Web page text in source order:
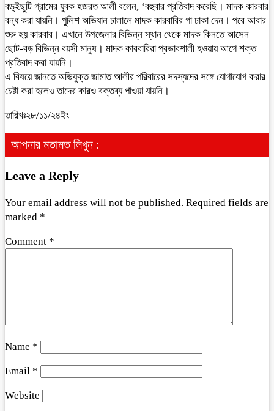
বড়্ইছুটি গ্রামের যুবক হজরত আলী বলেন, ‘বহুবার প্রতিবাদ করেছি। মাদক কারবার
বন্ধ করা যায়নি। পুলিশ অভিযান চালালে মাদক কারবারির গা ঢাকা দেন। পরে আবার
শুরু হয় কারবার। এখানে উপজেলার বিভিন্ন স্থান থেকে মাদক কিনতে আসেন
ছোট-বড় বিভিন্ন বয়সী মানুষ। মাদক কারবারিরা প্রভাবশালী হওয়ায় আগে শক্ত
প্রতিবাদ করা যায়নি।
এ বিষয়ে জানতে অভিযুক্ত জামাত আলীর পরিবারের সদস্যদের সঙ্গে যোগাযোগ করার
চেষ্টা করা হলেও তাদের কারও বক্তব্য পাওয়া যায়নি।
তারিখঃ২৮/১১/২৪ইং
আপনার মতামত লিখুন :
Leave a Reply
Your email address will not be published. Required fields are
marked *
Comment *
Name *
Email *
Website